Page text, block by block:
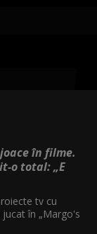
în filme.
o total: „E
tv cu
în „Margo's